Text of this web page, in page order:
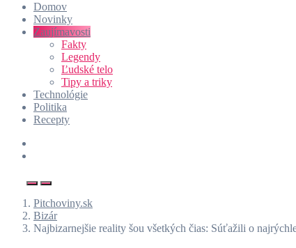
Domov
Novinky
Zaujímavosti
Fakty
Legendy
Ľudské telo
Tipy a triky
Technológie
Politika
Recepty
Pitchoviny.sk
Bizár
Najbizarnejšie reality šou všetkých čias: Súťažili o